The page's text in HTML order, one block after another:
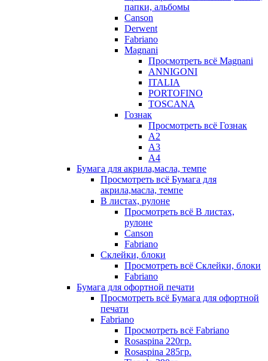
папки, альбомы
Canson
Derwent
Fabriano
Magnani
Просмотреть всё Magnani
ANNIGONI
ITALIA
PORTOFINO
TOSCANA
Гознак
Просмотреть всё Гознак
А2
А3
А4
Бумага для акрила,масла, темпе
Просмотреть всё Бумага для
акрила,масла, темпе
В листах, рулоне
Просмотреть всё В листах,
рулоне
Canson
Fabriano
Склейки, блоки
Просмотреть всё Склейки, блоки
Fabriano
Бумага для офортной печати
Просмотреть всё Бумага для офортной
печати
Fabriano
Просмотреть всё Fabriano
Rosaspina 220гр.
Rosaspina 285гр.